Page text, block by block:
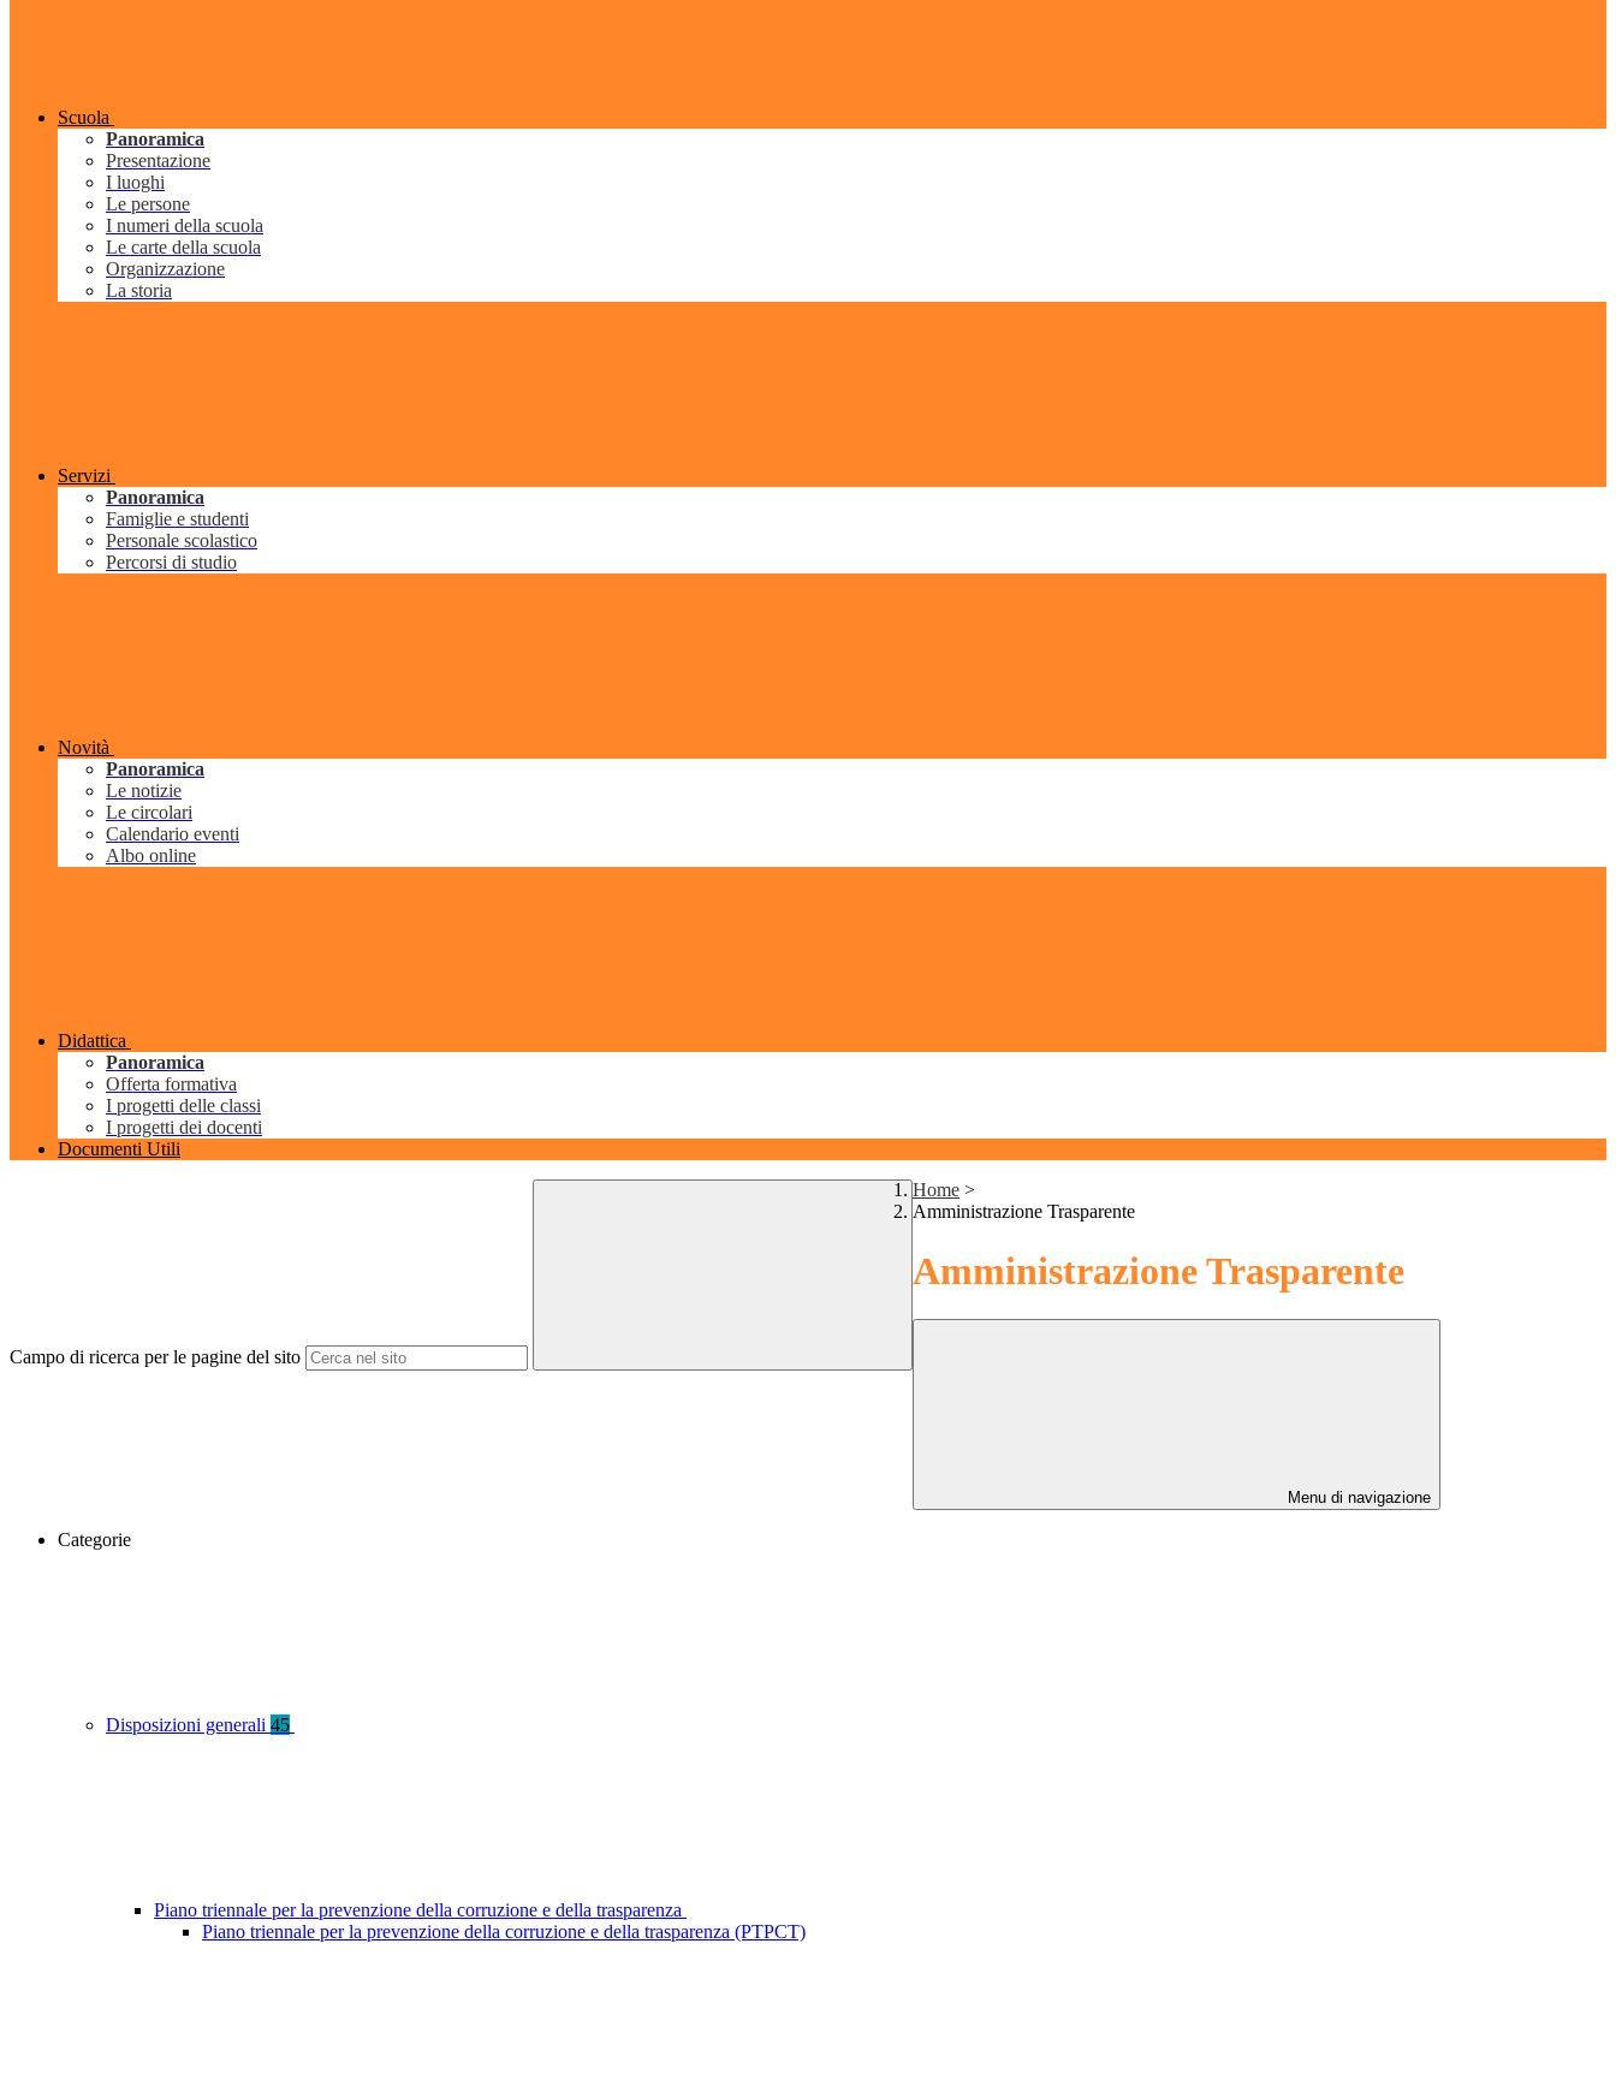
Scuola
Panoramica
Presentazione
I luoghi
Le persone
I numeri della scuola
Le carte della scuola
Organizzazione
La storia
Servizi
Panoramica
Famiglie e studenti
Personale scolastico
Percorsi di studio
Novità
Panoramica
Le notizie
Le circolari
Calendario eventi
Albo online
Didattica
Panoramica
Offerta formativa
I progetti delle classi
I progetti dei docenti
Documenti Utili
Campo di ricerca per le pagine del sito
Home >
Amministrazione Trasparente
Amministrazione Trasparente
Menu di navigazione
Categorie
Disposizioni generali 45
Piano triennale per la prevenzione della corruzione e della trasparenza
Piano triennale per la prevenzione della corruzione e della trasparenza (PTPCT)